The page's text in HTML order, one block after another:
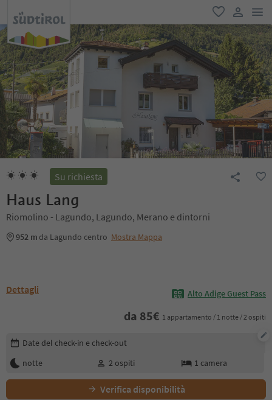
favoriti
user link
Su richiesta
Haus Lang
Riomolino - Lagundo, Lagundo, Merano e dintorni
952 m da Lagundo centro Mostra Mappa
Dettagli Alto Adige Guest Pass
da 85€ 1 appartamento / 1 notte / 2 ospiti
Modifica i dettagli della prenotazione
Date del check-in e check-out
notte
2 ospiti 1 camera
Verifica disponibilità